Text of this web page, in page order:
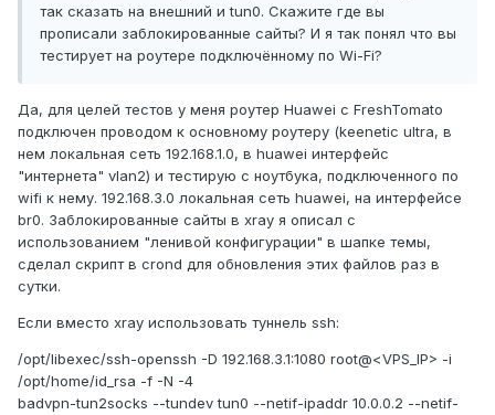
так сказать на внешний и tun0. Скажите где вы
прописали заблокированные сайты? И я так понял что вы
тестирует на роутере подключённому по Wi-Fi?
Да, для целей тестов у меня роутер Huawei с FreshTomato
подключен проводом к основному роутеру (keenetic ultra, в
нем локальная сеть 192.168.1.0, в huawei интерфейс
"интернета" vlan2) и тестирую с ноутбука, подключенного по
wifi к нему. 192.168.3.0 локальная сеть huawei, на интерфейсе
br0. Заблокированные сайты в xray я описал с
использованием "ленивой конфигурации" в шапке темы,
сделал скрипт в crond для обновления этих файлов раз в
сутки.
Если вместо xray использовать туннель ssh:
/opt/libexec/ssh-openssh -D 192.168.3.1:1080 root@<VPS_IP> -i
/opt/home/id_rsa -f -N -4
badvpn-tun2socks --tundev tun0 --netif-ipaddr 10.0.0.2 --netif-